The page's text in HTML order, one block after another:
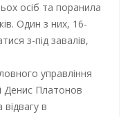
осіб та поранила
Один з них, 16-
з-під завалів,
управління
Денис Платонов
в